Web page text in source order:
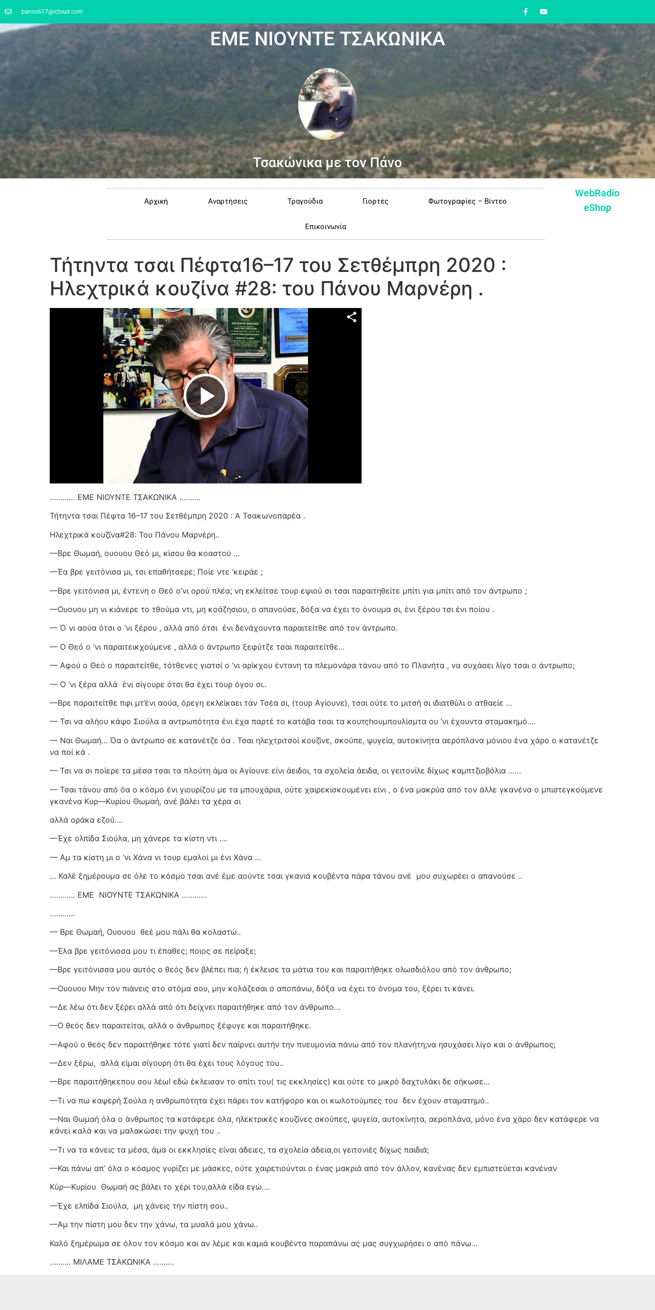
panos617@icloud.com
ΕΜΕ ΝΙΟΥΝΤΕ ΤΣΑΚΩΝΙΚΑ
Τσακώνικα με τον Πάνο
Αρχική Αναρτήσεις Τραγούδια Γιορτές Φωτογραφίες – Βίντεο
Επικοινωνία
WebRadio
eShop
Τήτηντα τσαι Πέφτα16–17 του Σετθέμπρη 2020 :
Ηλεχτρικά κουζίνα #28: του Πάνου Μαρνέρη .
Play Video
………… ΕΜΕ ΝΙΟΥΝΤΕ ΤΣΑΚΩΝΙΚΑ ……….
Τήτηντα τσαι Πέφτα 16–17 του Σετθέμπρη 2020 : Α Τσακωνοπαρέα .
Ηλεχτρικά κουζίνα#28: Του Πάνου Μαρνέρη..
—Βρε Θωμαή, ουουου Θεό μι, κίσου θα κοαστού …
—Έα βρε γειτόνισα μι, τσι επαθήτσερε; Ποίε ντε ‘κειράε ;
—Βρε γειτόνισα μι, έντενη ο Θεό ο’νι ορού πλέα; νη εκλείτσε τουρ εψιού σι τσαι παραιτηθείτε μπίτι για μπίτι από τον άντρωπο ;
—Ουουου μη νι κιάνερε το τθούμα ντι, μη κοάζησιου, ο απανούσε, δόξα να έχει το όνουμα σι, ένι ξέρου τσι ένι ποίου .
— Ό νι αούα ότσι ο ‘νι ξέρου , αλλά από ότσι ένι δενάχουντα παραιτείτθε από τον άντρωπο.
— Ο Θεό ο ‘νι παραιτεικχούμενε , αλλά ο άντρωπο ξεφύτζε τσαι παραιτείτθε…
— Αφού ο Θεό ο παραιτείτθε, τότθενες γιατσί ο ‘νι αρίκχου έντανη τα πλεμονάρα τάνου από το Πλανήτα , να συχάσει λίγο τσαι ο άντρωπο;
— Ο ‘νι ξέρα αλλά ένι σίγουρε ότσι θα έχει τουρ όγου σι..
—Βρε παραιτείτθε πφι μτ’ένι αούα, όρεγη εκλείκαει ταν Τσέα σι, (τουρ Αγίουνε), τσαι ούτε το μιτσή σι ιδιατθύλι ο ατθαείε …
— Τσι να αλήου κάψο Σιούλα α αντρωπότητα ένι έχα παρτέ το κατάβα τσαι τα κουτςhουμπουλίσμτα ου ‘νι έχουντα σταμακημό….
— Ναι Θωμαή… Όα ο άντρωπο σε κατανέτζε όα . Τσαι ηλεχτριτσοί κουζίνε, σκούπε, ψυγεία, αυτοκίνητα αερόπλανα μόνιου ένα χάρο ο κατανέτζε
να ποί κά .
— Τσι να σι ποίερε τα μέσα τσαι τα πλούτη άμα οι Αγίουνε είνι άειδοι, τα σχολεία άειδα, οι γειτονίλε δίχως καμπτζιοβόλια ……
— Τσαι τάνου από όα ο κόσμο ένι γιουρίζου με τα μπουχάρια, ούτε χαιρεκισκουμένει είνι , ο ένα μακρύα από τον άλλε γκανένα ο μπιστεγκούμενε
γκανένα Κυρ—Κυρίου Θωμαή, ανέ βάλει τα χέρα σι
αλλά οράκα εζού….
—Έχε ολπίδα Σιούλα, μη χάνερε τα κίστη ντι ….
— Αμ τα κίστη μι ο ‘νι Χάνα νι τουρ εμαλοί μι ένι Χάνα …
… Καλέ ξημέρουμα σε όλε το κόσμο τσαι ανέ έμε αούντε τσαι γκανιά κουβέντα πάρα τάνου ανέ μου συχωρέει ο απανούσε ..
………… ΕΜΕ ΝΙΟΥΝΤΕ ΤΣΑΚΩΝΙΚΑ …………
…………
— Βρε Θωμαή, Ουουου θεέ μου πάλι θα κολαστώ..
—Έλα βρε γειτόνισσα μου τι έπαθες; ποιος σε πείραξε;
—Βρε γειτόνισσα μου αυτός ο θεός δεν βλέπει πια; ή έκλεισε τα μάτια του και παραιτήθηκε ολωσδιόλου από τον άνθρωπο;
—Ουουου Μην τον πιάνεις στο στόμα σου, μην κολάζεσαι ο αποπάνω, δόξα να έχει το όνομα του, ξέρει τι κάνει.
—Δε λέω ότι δεν ξέρει αλλά από ότι δείχνει παραιτήθηκε από τον άνθρωπο…
—Ο θεός δεν παραιτείται, αλλά ο άνθρωπος ξέφυγε και παραιτήθηκε.
—Αφού ο θεός δεν παραιτήθηκε τότε γιατί δεν παίρνει αυτήν την πνευμονία πάνω από τον πλανήτη;να ησυχάσει λίγο και ο άνθρωπος;
—Δεν ξέρω, αλλά είμαι σίγουρη ότι θα έχει τους λόγους του..
—Βρε παραιτήθηκεπου σου λέω! εδώ έκλεισαν το σπίτι του( τις εκκλησίες) και ούτε το μικρό δαχτυλάκι δε σήκωσε…
—Τι να πω καψερή Σούλα η ανθρωπότητα έχει πάρει τον κατήφορο και οι κωλοτούμπες του δεν έχουν σταματημό..
—Ναι Θωμαή όλα ο άνθρωπος τα κατάφερε όλα, ηλεκτρικές κουζίνες σκούπες, ψυγεία, αυτοκίνητα, αεροπλάνα, μόνο ένα χάρο δεν κατάφερε να
κάνει καλά και να μαλακώσει την ψυχή του ..
—Τι να τα κάνεις τα μέσα, άμα οι εκκλησίες είναι άδειες, τα σχολεία άδεια,οι γειτονιές δίχως παιδιά;
—Και πάνω απ’ όλα ο κόσμος γυρίζει με μάσκες, ούτε χαιρετιούνται ο ένας μακριά από τον άλλον, κανένας δεν εμπιστεύεται κανέναν
Κύρ—Κυρίου Θωμαή ας βάλει το χέρι του,αλλά είδα εγώ….
—Έχε ελπίδα Σιούλα, μη χάνεις την πίστη σου..
—Αμ την πίστη μου δεν την χάνω, τα μυαλά μου χάνω..
Καλό ξημέρωμα σε όλον τον κόσμο και αν λέμε και καμιά κουβέντα παραπάνω ας μας συγχωρήσει ο από πάνω…
………. ΜΙΛΑΜΕ ΤΣΑΚΩΝΙΚΑ ……….